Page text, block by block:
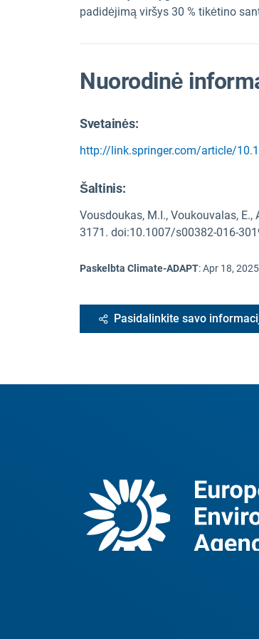
padidėjimą viršys 30 % tikėtino
Nuorodinė
Svetainės:
http://link.springer.com/article/
Šaltinis:
Vousdoukas, M.I., Voukouvalas,
3171. doi:10.1007/s00382-016-
Paskelbta Climate-ADAPT:Apr 18, 2025
Pasidalinkite savo